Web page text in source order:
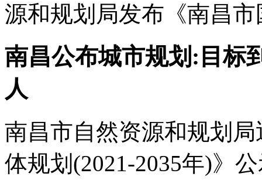
源和规划局发布《南昌
南昌公布城市规划:目标
人
南昌市自然资源和规划
体规划(2021-2035年)》